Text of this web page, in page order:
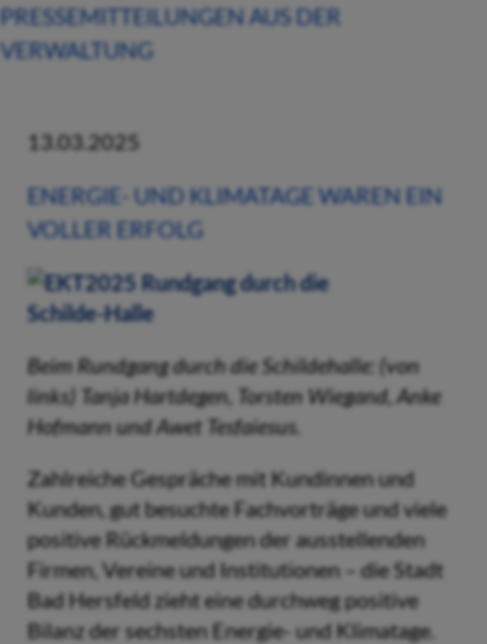
PRESSEMITTEILUNGEN AUS DER
VERWALTUNG
13.03.2025
ENERGIE- UND KLIMATAGE WAREN EIN
VOLLER ERFOLG
Beim Rundgang durch die Schildehalle: (von
links) Tanja Hartdegen, Torsten Wiegand, Anke
Hofmann und Awet Tesfaiesus.
Zahlreiche Gespräche mit Kundinnen und
Kunden, gut besuchte Fachvorträge und viele
positive Rückmeldungen der ausstellenden
Firmen, Vereine und Institutionen – die Stadt
Bad Hersfeld zieht eine durchweg positive
Bilanz der sechsten Energie- und Klimatage.